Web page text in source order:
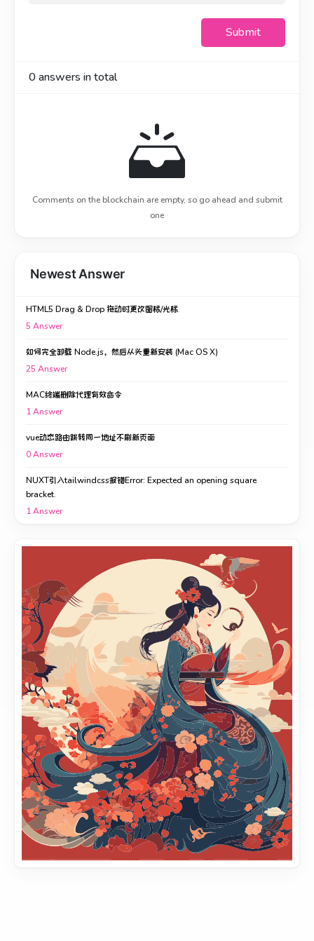
Submit
0answers in total
Comments on the blockchain are empty, so go ahead and submit
one
Newest Answer
HTML5 Drag & Drop 拖动时更改图标/光标
5 Answer
如何完全卸载 Node.js，然后从头重新安装 (Mac OS X)
25 Answer
MAC终端删除代理有效命令
1Answer
vue动态路由跳转同一地址不刷新页面
0Answer
NUXT引入tailwindcss报错Error: Expected an opening square
bracket.
1Answer